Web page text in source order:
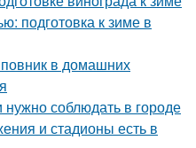
подготовка к зиме в
в домашних
соблюдать в городе
и стадионы есть в